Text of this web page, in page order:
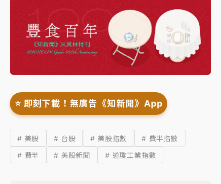
⭐️ 即刻下載！無廣告《知新聞》App
# 美股 # 台股 # 美股指數
# 費半指數
# 費半
# 美股新聞 # 道瓊工業指數